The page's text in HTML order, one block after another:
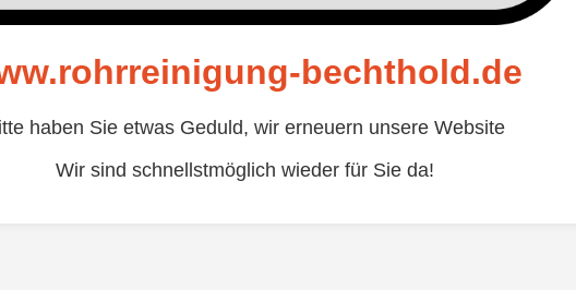
bechthold.de
haben Sie etwas Geduld, wir erneuern unsere Website
Wir sind schnellstmöglich wieder für Sie da!